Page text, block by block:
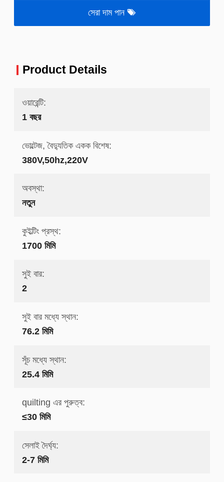
সেরা দাম পান
Product Details
ওয়ারেন্টি:
1 বছর
ভোল্টেজ, বৈদ্যুতিক একক বিশেষ:
380V,50hz,220V
অবস্থা:
নতুন
কুইল্টিং প্রস্থ:
1700 মিমি
সুই বার:
2
সুই বার মধ্যে স্থান:
76.2 মিমি
সূঁচ মধ্যে স্থান:
25.4 মিমি
quilting এর পুরুত্ব:
≤30 মিমি
সেলাই দৈর্ঘ্য:
2-7 মিমি